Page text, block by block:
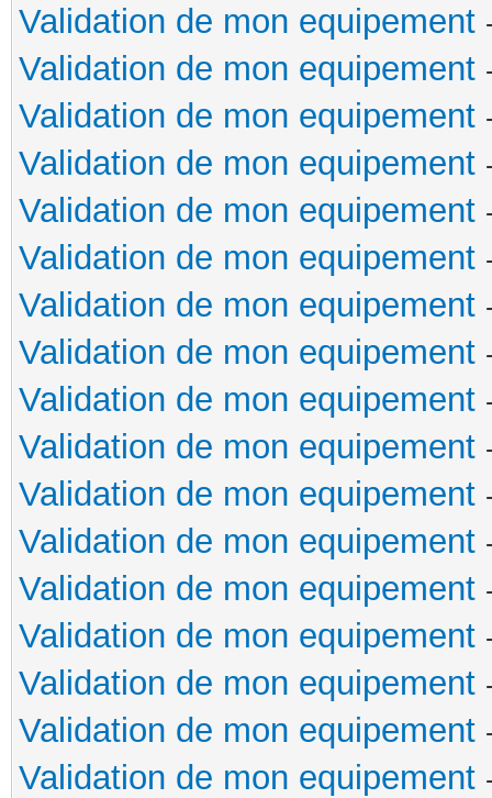
Validation de mon equipement
Validation de mon equipement
Validation de mon equipement
Validation de mon equipement
Validation de mon equipement
Validation de mon equipement
Validation de mon equipement
Validation de mon equipement
Validation de mon equipement
Validation de mon equipement
Validation de mon equipement
Validation de mon equipement
Validation de mon equipement
Validation de mon equipement
Validation de mon equipement
Validation de mon equipement
Validation de mon equipement